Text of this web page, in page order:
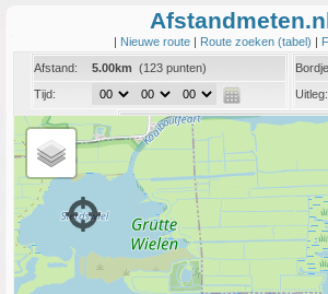
| Nieuwe route | Route zoeken (tabel) |
Afstand:
5.00km (123 punten)
Tijd:
Uitleg:
Coord:
Info:Link naar deze route